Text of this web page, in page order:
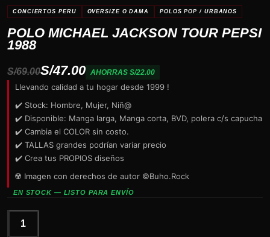
CONCIERTOS PERU OVERSIZE O DAMA POLOS POP / URBANOS
POLO MICHAEL JACKSON TOUR PEPSI
1988
S/69.00S/47.00 AHORRAS S/22.00
Llevando calidad a tu hogar desde 1999 !
✔️ Stock: Hombre, Mujer, Niñ@
✔️ Disponible: Manga larga, Manga corta, BVD, polera c/s capucha
✔️ Cambia el COLOR sin costo.
✔️ TALLAS grandes podrían variar precio
✔️ Crea tus PROPIOS diseños
☢️ Imagen con derechos de autor ©Buho.Rock
EN STOCK — LISTO PARA ENVÍO
polo